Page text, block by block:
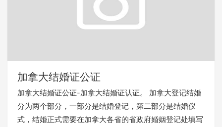
加拿大结婚证公证
加拿大结婚证公证-加拿大结婚证认证。 加拿大登记结婚
分为两个部分，一部分是结婚登记，第二部分是结婚仪
式，结婚正式需要在加拿大各省的省政府婚姻登记处填写